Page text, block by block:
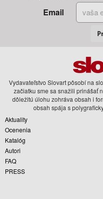
Email
Vydavateľstvo Slovart pôsobí na
začiatku sme sa snažili prinášať
dôležitú úlohu zohráva obsah i
obsah spája s
Aktuality
Ocenenia
Katalóg
Autori
FAQ
PRESS